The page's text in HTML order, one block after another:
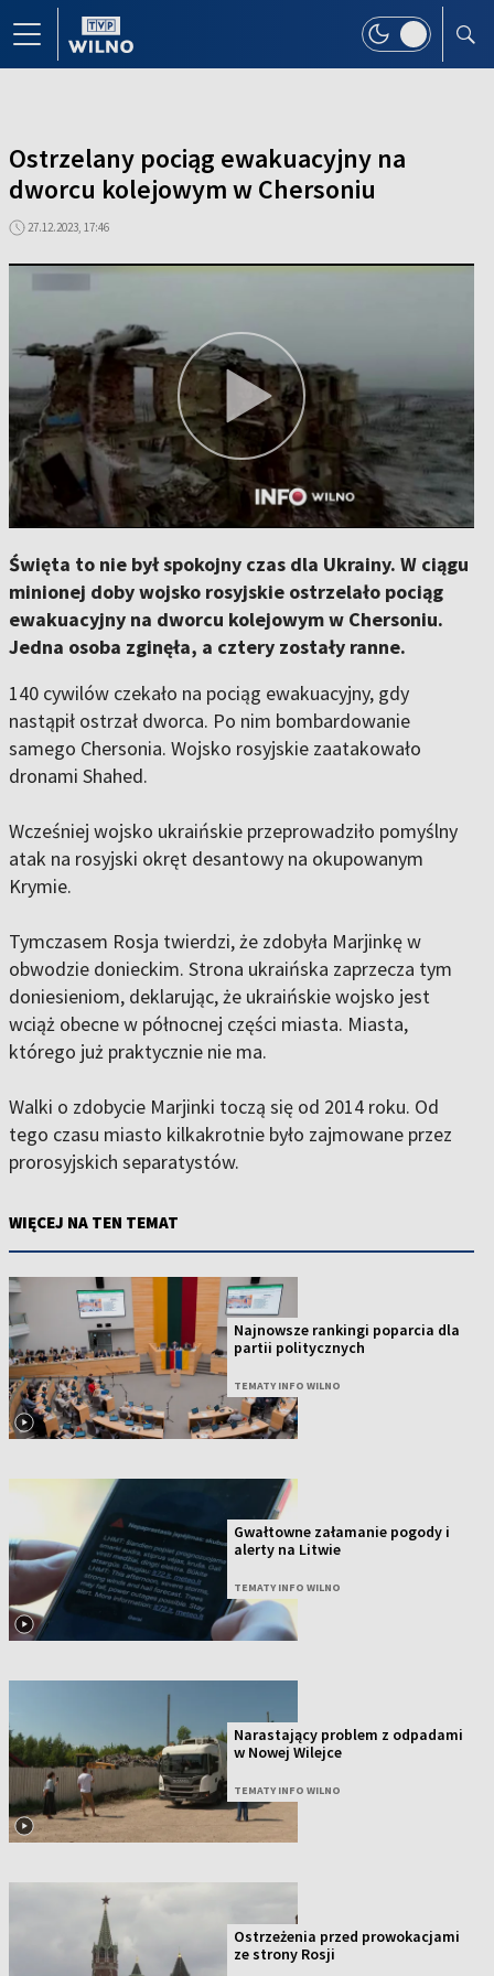
Ostrzelany pociąg ewakuacyjny na
dworcu kolejowym w Chersoniu
27.12.2023, 17:46
Święta to nie był spokojny czas dla Ukrainy. W ciągu
minionej doby wojsko rosyjskie ostrzelało pociąg
ewakuacyjny na dworcu kolejowym w Chersoniu.
Jedna osoba zginęła, a cztery zostały ranne.
140 cywilów czekało na pociąg ewakuacyjny, gdy
nastąpił ostrzał dworca. Po nim bombardowanie
samego Chersonia. Wojsko rosyjskie zaatakowało
dronami Shahed.
Wcześniej wojsko ukraińskie przeprowadziło pomyślny
atak na rosyjski okręt desantowy na okupowanym
Krymie.
Tymczasem Rosja twierdzi, że zdobyła Marjinkę w
obwodzie donieckim. Strona ukraińska zaprzecza tym
doniesieniom, deklarując, że ukraińskie wojsko jest
wciąż obecne w północnej części miasta. Miasta,
którego już praktycznie nie ma.
Walki o zdobycie Marjinki toczą się od 2014 roku. Od
tego czasu miasto kilkakrotnie było zajmowane przez
prorosyjskich separatystów.
WIĘCEJ NA TEN TEMAT
Najnowsze rankingi poparcia dla
partii politycznych
TEMATY INFO WILNO
Gwałtowne załamanie pogody i
alerty na Litwie
TEMATY INFO WILNO
Narastający problem z odpadami
w Nowej Wilejce
TEMATY INFO WILNO
Ostrzeżenia przed prowokacjami
ze strony Rosji